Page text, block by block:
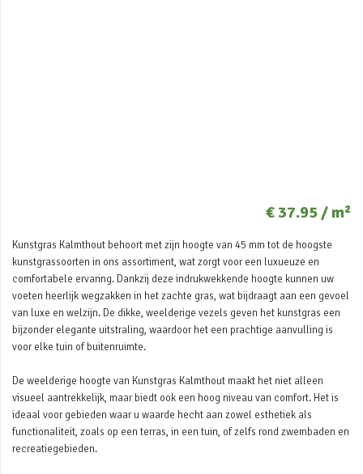
€ 37.95 / m²
Kunstgras Kalmthout behoort met zijn hoogte van 45 mm tot de hoogste
kunstgrassoorten in ons assortiment, wat zorgt voor een luxueuze en
comfortabele ervaring. Dankzij deze indrukwekkende hoogte kunnen uw
voeten heerlijk wegzakken in het zachte gras, wat bijdraagt aan een gevoel
van luxe en welzijn. De dikke, weelderige vezels geven het kunstgras een
bijzonder elegante uitstraling, waardoor het een prachtige aanvulling is
voor elke tuin of buitenruimte.
De weelderige hoogte van Kunstgras Kalmthout maakt het niet alleen
visueel aantrekkelijk, maar biedt ook een hoog niveau van comfort. Het is
ideaal voor gebieden waar u waarde hecht aan zowel esthetiek als
functionaliteit, zoals op een terras, in een tuin, of zelfs rond zwembaden en
recreatiegebieden.